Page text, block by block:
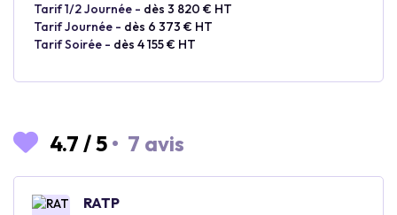
Tarif 1/2 Journée - dès 3 820 € HT
Tarif Journée - dès 6 373 € HT
Tarif Soirée - dès 4 155 € HT
4.7 /5 • 7 avis
RATP